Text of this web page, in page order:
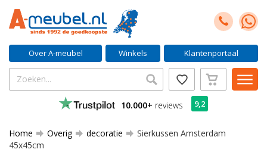
Over A-meubel Winkels Klantenportaal
10.000+ reviews 9,2
Home Overig decoratie
Sierkussen Amsterdam
45x45cm